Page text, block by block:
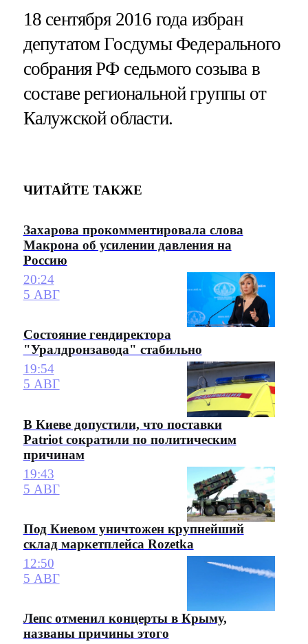
18 сентября 2016 года избран
депутатом Госдумы Федерального
собрания РФ седьмого созыва в
составе региональной группы от
Калужской области.
ЧИТАЙТЕ ТАКЖЕ
Захарова прокомментировала слова
Макрона об усилении давления на
Россию
20:24
5 АВГ
Состояние гендиректора
"Уралдронзавода" стабильно
19:54
5 АВГ
В Киеве допустили, что поставки
Patriot сократили по политическим
причинам
19:43
5 АВГ
Под Киевом уничтожен крупнейший
склад маркетплейса Rozetka
12:50
5 АВГ
Лепс отменил концерты в Крыму,
названы причины этого